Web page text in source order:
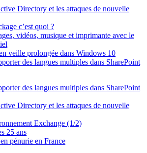
Directory et les attaques de nouvelle
c’est quoi ?
vidéos, musique et imprimante avec le
veille prolongée dans Windows 10
des langues multiples dans SharePoint
des langues multiples dans SharePoint
Directory et les attaques de nouvelle
Exchange (1/2)
25 ans
pénurie en France